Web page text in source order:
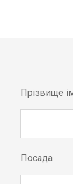
Прізвище
Посада